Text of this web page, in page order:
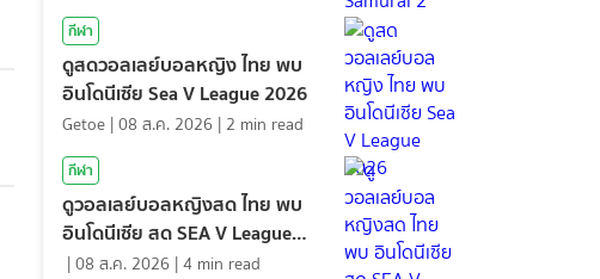
กีฬา
ดูสดวอลเลย์บอลหญิง ไทย พบ
อินโดนีเซีย Sea V League 2026
Getoe |08 ส.ค. 2026 | 2 min read
กีฬา
ดูวอลเลย์บอลหญิงสด ไทย พบ
อินโดนีเซีย สด SEA V League
2026
|08 ส.ค. 2026 |4 min read